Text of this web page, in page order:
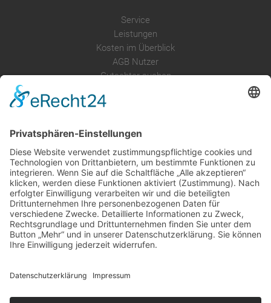
Service
Leistungen
Kosten im Überblick
AGB Nutzer
Gutachter suchen
Anfrage
Partner: Der DGuSV
als Gutachter eintragen
Infos für Suchende